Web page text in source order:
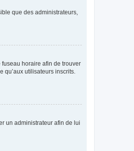
que des administrateurs,
horaire afin de trouver
utilisateurs inscrits.
un administrateur afin de lui